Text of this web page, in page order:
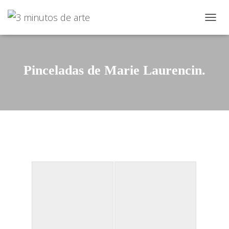
A
V
Pinceladas de Marie Laurencin.